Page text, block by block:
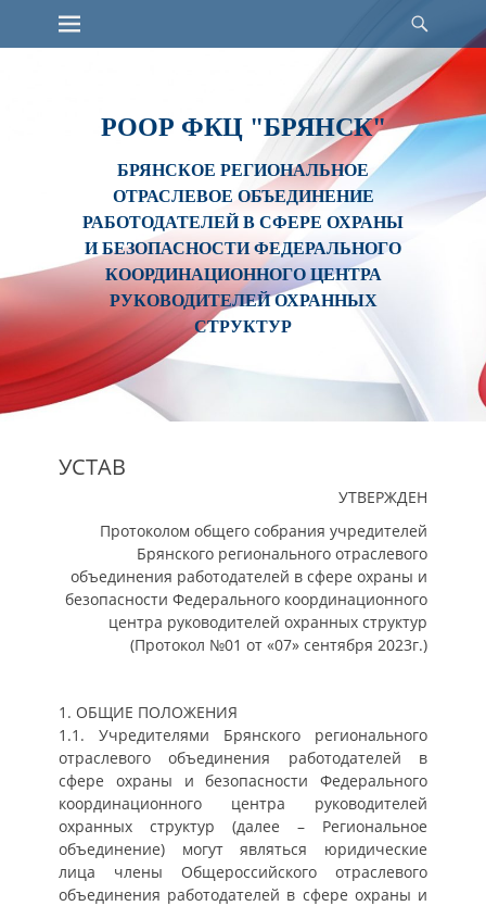
Перейти
Основное меню
РООР ФКЦ "БРЯНСК"
БРЯНСКОЕ РЕГИОНАЛЬНОЕ
ОТРАСЛЕВОЕ ОБЪЕДИНЕНИЕ
РАБОТОДАТЕЛЕЙ В СФЕРЕ ОХРАНЫ
И БЕЗОПАСНОСТИ ФЕДЕРАЛЬНОГО
КООРДИНАЦИОННОГО ЦЕНТРА
РУКОВОДИТЕЛЕЙ ОХРАННЫХ
СТРУКТУР
УСТАВ
УТВЕРЖДЕН
Протоколом общего собрания учредителей
Брянского регионального отраслевого
объединения работодателей в сфере охраны и
безопасности Федерального координационного
центра руководителей охранных структур
(Протокол №01 от «07» сентября 2023г.)
1. ОБЩИЕ ПОЛОЖЕНИЯ
1.1. Учредителями Брянского регионального
отраслевого объединения работодателей в
сфере охраны и безопасности Федерального
координационного центра руководителей
охранных структур (далее – Региональное
объединение) могут являться юридические
лица члены Общероссийского отраслевого
объединения работодателей в сфере охраны и